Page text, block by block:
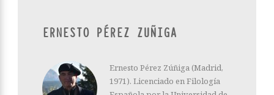
ERNESTO PÉREZ ZUÑIGA
Ernesto Pérez Zúñiga (Madrid,
1971). Licenciado en Filología